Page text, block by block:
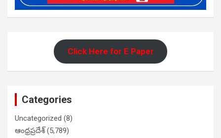
Click Here for E Paper
Categories
Uncategorized (8)
ఆంధ్రప్రదేశ్(5,789)